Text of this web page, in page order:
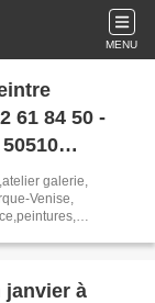
MENU
galerie,
Venise,
janvier à